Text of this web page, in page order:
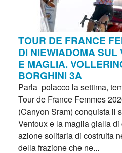
TOUR DE FRANCE
DI NIEWIADOMA SUL
E MAGLIA.
BORGHINI 3A
Parla polacco la settima,
Tour de France Femmes
(Canyon Sram) conquista il
Ventoux e la maglia gialla
azione solitaria di costruita
della frazione che ne...